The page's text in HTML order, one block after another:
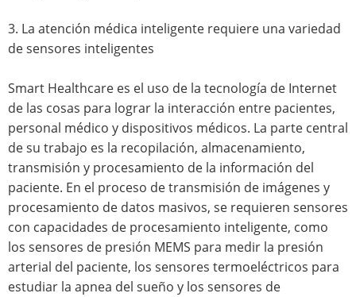
3. La atención médica inteligente requiere una variedad
de sensores inteligentes
Smart Healthcare es el uso de la tecnología de Internet
de las cosas para lograr la interacción entre pacientes,
personal médico y dispositivos médicos. La parte central
de su trabajo es la recopilación, almacenamiento,
transmisión y procesamiento de la información del
paciente. En el proceso de transmisión de imágenes y
procesamiento de datos masivos, se requieren sensores
con capacidades de procesamiento inteligente, como
los sensores de presión MEMS para medir la presión
arterial del paciente, los sensores termoeléctricos para
estudiar la apnea del sueño y los sensores de